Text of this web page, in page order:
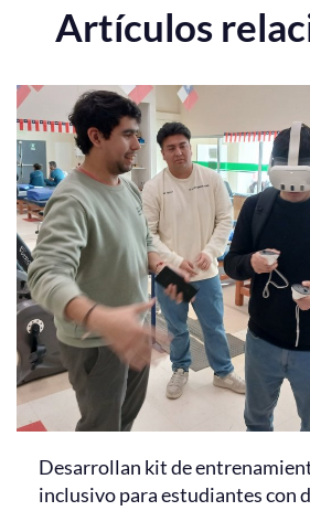
Artículos
Desarrollan kit de
inclusivo para estudiantes con